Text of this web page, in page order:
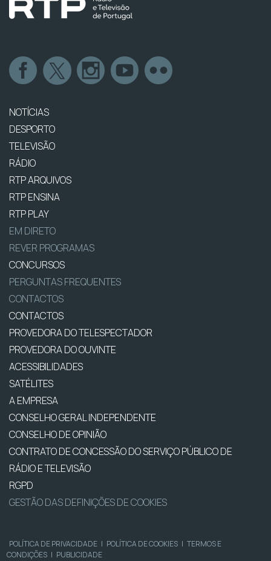
NOTÍCIAS
DESPORTO
TELEVISÃO
RÁDIO
RTP ARQUIVOS
RTP ENSINA
RTP PLAY
EM DIRETO
REVER PROGRAMAS
CONCURSOS
PERGUNTAS FREQUENTES
CONTACTOS
CONTACTOS
PROVEDORA DO TELESPECTADOR
PROVEDORA DO OUVINTE
ACESSIBILIDADES
SATÉLITES
A EMPRESA
CONSELHO GERAL INDEPENDENTE
CONSELHO DE OPINIÃO
CONTRATO DE CONCESSÃO DO SERVIÇO PÚBLICO DE
RÁDIO E TELEVISÃO
RGPD
GESTÃO DAS DEFINIÇÕES DE COOKIES
POLÍTICA DE PRIVACIDADE | POLÍTICA DE COOKIES | TERMOS E
CONDIÇÕES | PUBLICIDADE